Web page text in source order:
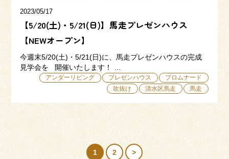
2023/05/17
【5/20(土)・5/21(日)】馬走プレゼンハウス
【NEWオープン】
今週末5/20(土)・5/21(日)に、馬走プレゼンハウスの完成
見学会を 開催いたします！ …
アンダーリビング プレゼンハウス
プロムナード
吹抜け
清水区馬走 馬走
1 2 >